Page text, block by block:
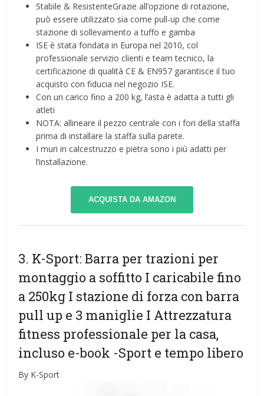
Stabile & ResistenteGrazie all’opzione di rotazione,
può essere utilizzato sia come pull-up che come
stazione di sollevamento a tuffo e gamba
ISE è stata fondata in Europa nel 2010, col
professionale servizio clienti e team tecnico, la
certificazione di qualità CE & EN957 garantisce il tuo
acquisto con fiducia nel negozio ISE.
Con un carico fino a 200 kg, l’asta è adatta a tutti gli
atleti
NOTA: allineare il pezzo centrale con i fori della staffa
prima di installare la staffa sulla parete.
I muri in calcestruzzo e pietra sono i più adatti per
l’installazione.
ACQUISTA DA AMAZON
3. K-Sport: Barra per trazioni per
montaggio a soffitto I caricabile fino
a 250kg I stazione di forza con barra
pull up e 3 maniglie I Attrezzatura
fitness professionale per la casa,
incluso e-book -Sport e tempo libero
By K-Sport